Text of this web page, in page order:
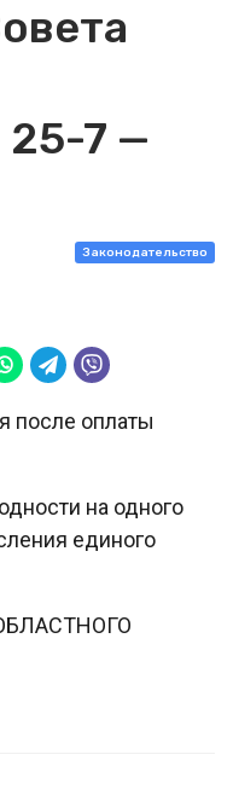
7 —
Законодательство
после оплаты
на одного
единого